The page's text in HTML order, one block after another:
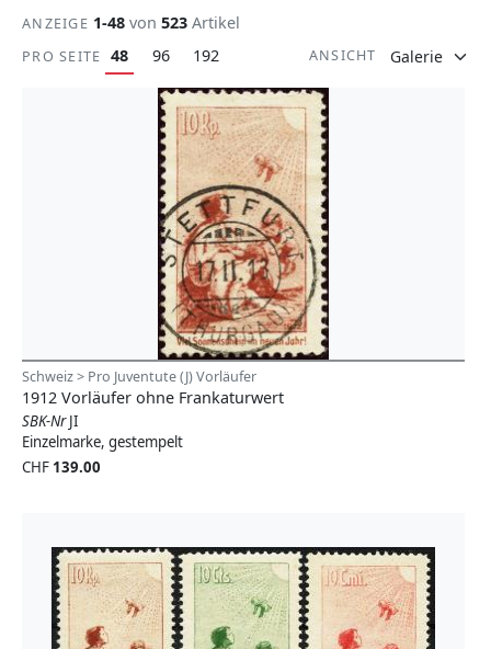
ANZEIGE 1-48 von523 Artikel
PRO SEITE 48 96 192 ANSICHT
Schweiz > Pro Juventute (J) Vorläufer
1912 Vorläufer ohne Frankaturwert
SBK-NrJI
Einzelmarke, gestempelt
CHF 139.00